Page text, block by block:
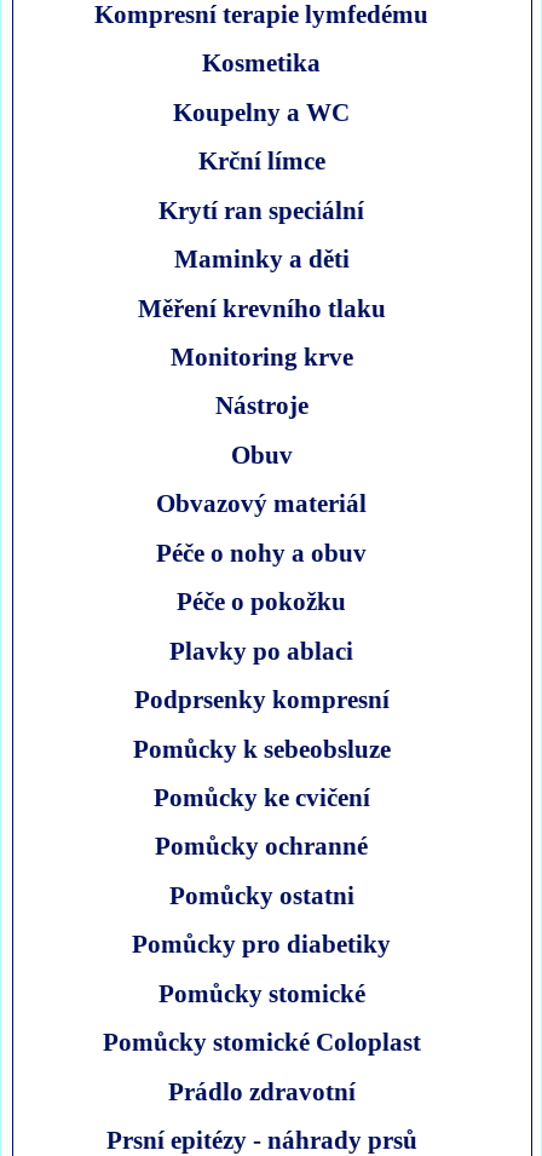
Kompresní terapie lymfedému
Kosmetika
Koupelny a WC
Krční límce
Krytí ran speciální
Maminky a děti
Měření krevního tlaku
Monitoring krve
Nástroje
Obuv
Obvazový materiál
Péče o nohy a obuv
Péče o pokožku
Plavky po ablaci
Podprsenky kompresní
Pomůcky k sebeobsluze
Pomůcky ke cvičení
Pomůcky ochranné
Pomůcky ostatni
Pomůcky pro diabetiky
Pomůcky stomické
Pomůcky stomické Coloplast
Prádlo zdravotní
Prsní epitézy - náhrady prsů